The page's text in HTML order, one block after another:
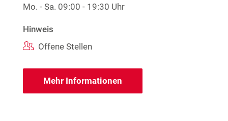
Mo. - Sa. 09:00 - 19:30 Uhr
Hinweis
Offene Stellen
Mehr Informationen